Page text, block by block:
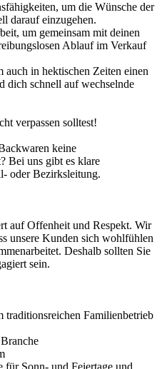
um die Wünsche der
darauf einzugehen.
um gemeinsam mit deinen
Ablauf im Verkauf
in hektischen Zeiten einen
dich schnell auf wechselnde
verpassen solltest!
keine
Bei uns gibt es klare
oder Bezirksleitung.
auf Offenheit und Respekt. Wir
unsere Kunden sich wohlfühlen
Deshalb sollten Sie
sein.
traditionsreichen Familienbetrieb
für Sonn- und Feiertage und